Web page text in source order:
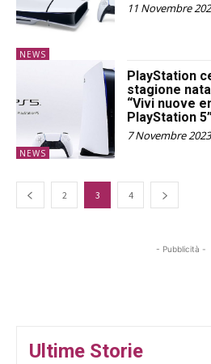
NEWS
11 Novembre
NEWS
PlayStation
stagione
“Vivi nuove
PlayStation
7 Novembre 2023
2 3 4
- Pubblicità -
Ultime Storie